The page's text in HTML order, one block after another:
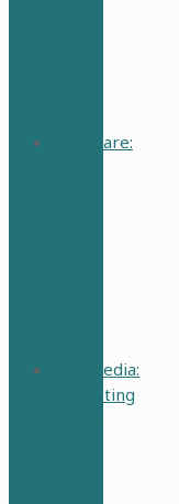
MomCare:
MedMedia:
Marketing